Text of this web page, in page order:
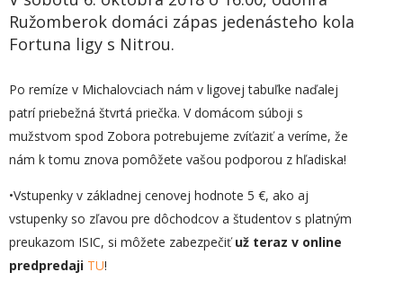
Ružomberok domáci zápas jedenásteho kola
Fortuna ligy s Nitrou.
Po remíze v Michalovciach nám v ligovej tabuľke naďalej
patrí priebežná štvrtá priečka. V domácom súboji s
mužstvom spod Zobora potrebujeme zvíťaziť a veríme, že
nám k tomu znova pomôžete vašou podporou z hľadiska!
•Vstupenky v základnej cenovej hodnote 5 €, ako aj
vstupenky so zľavou pre dôchodcov a študentov s platným
preukazom ISIC, si môžete zabezpečiťuž teraz v online
predpredaji TU!